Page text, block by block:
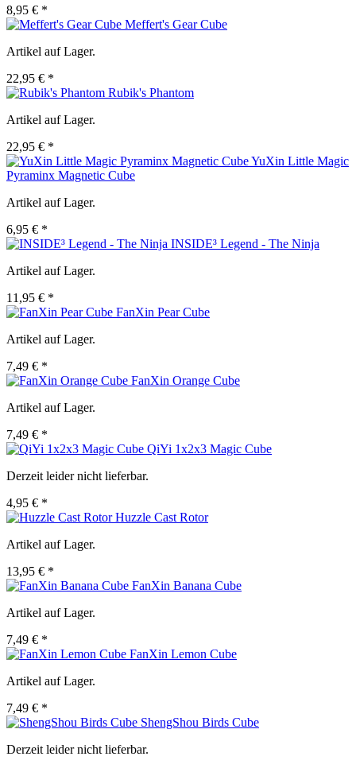
8,95 € *
Meffert's Gear Cube
Artikel auf Lager.
22,95 € *
Rubik's Phantom
Artikel auf Lager.
22,95 € *
YuXin Little Magic
Pyraminx Magnetic Cube
Artikel auf Lager.
6,95 € *
INSIDE³ Legend - The Ninja
Artikel auf Lager.
11,95 € *
FanXin Pear Cube
Artikel auf Lager.
7,49 € *
FanXin Orange Cube
Artikel auf Lager.
7,49 € *
QiYi 1x2x3 Magic Cube
Derzeit leider nicht lieferbar.
4,95 € *
Huzzle Cast Rotor
Artikel auf Lager.
13,95 € *
FanXin Banana Cube
Artikel auf Lager.
7,49 € *
FanXin Lemon Cube
Artikel auf Lager.
7,49 € *
ShengShou Birds Cube
Derzeit leider nicht lieferbar.